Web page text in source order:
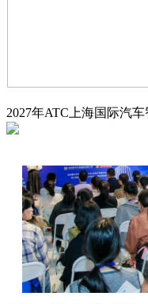
2027年ATC上海国际汽